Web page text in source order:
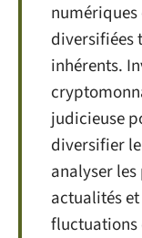
diversifiées
inhérents.
judicieuse
diversifier
analyser
actualités
fluctuations